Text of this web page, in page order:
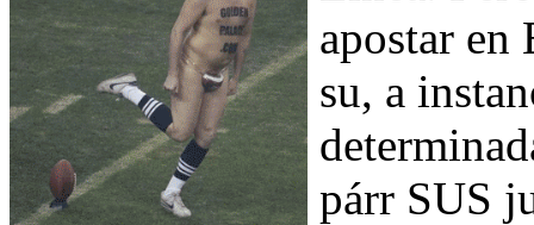
apostar en
su, a
párr SUS